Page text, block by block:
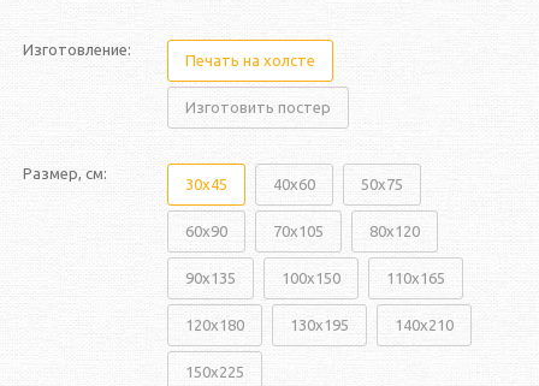
Изготовление:
Печать на холсте
Изготовить постер
Размер, см:
30x45 40x60 50x75
60x90 70x105 80x120
90x135 100x150 110x165
120x180 130x195 140x210
150x225